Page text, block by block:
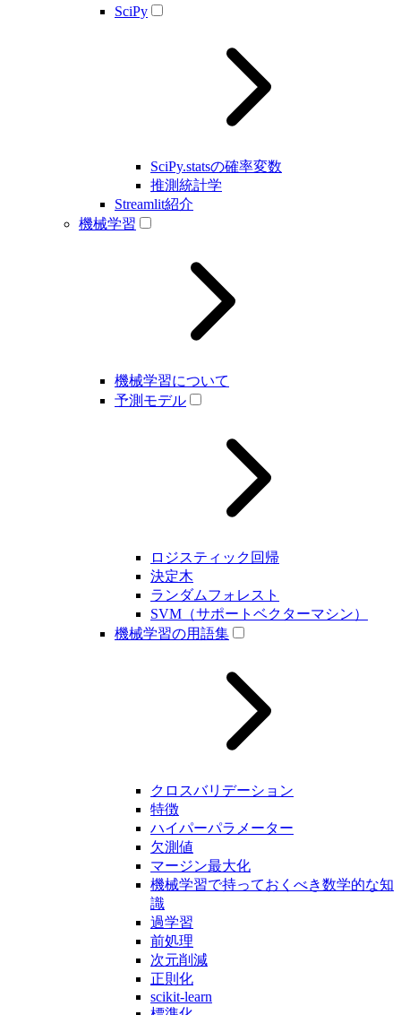
SciPy
SciPy.statsの確率変数
推測統計学
Streamlit紹介
機械学習
機械学習について
予測モデル
ロジスティック回帰
決定木
ランダムフォレスト
SVM（サポートベクターマシン）
機械学習の用語集
クロスバリデーション
特徴
ハイパーパラメーター
欠測値
マージン最大化
機械学習で持っておくべき数学的な知
識
過学習
前処理
次元削減
正則化
scikit-learn